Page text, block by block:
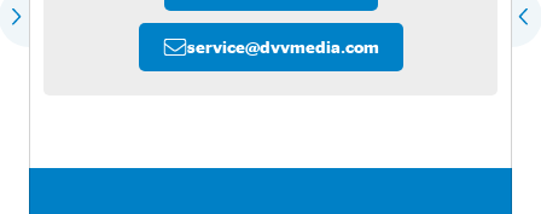
service@dvvmedia.com